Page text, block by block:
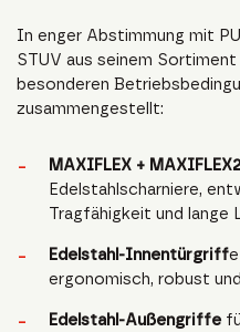
In enger Abstimmung mit
STUV aus seinem
besonderen
zusammengestellt:
MAXIFLEX +
Edelstahlscharniere,
Tragfähigkeit und lange
Edelstahl-Innentürgriff
ergonomisch, robust
Edelstahl-Außengriffe